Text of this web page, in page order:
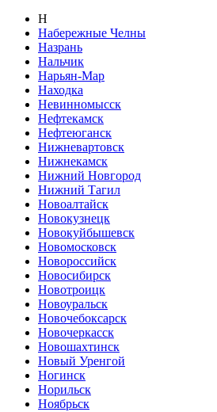
Н
Набережные Челны
Назрань
Нальчик
Нарьян-Мар
Находка
Невинномысск
Нефтекамск
Нефтеюганск
Нижневартовск
Нижнекамск
Нижний Новгород
Нижний Тагил
Новоалтайск
Новокузнецк
Новокуйбышевск
Новомосковск
Новороссийск
Новосибирск
Новотроицк
Новоуральск
Новочебоксарск
Новочеркасск
Новошахтинск
Новый Уренгой
Ногинск
Норильск
Ноябрьск